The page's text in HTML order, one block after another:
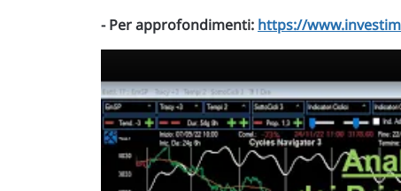
- Per approfondimenti: https://